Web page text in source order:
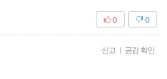
0
0
신고 | 공감 확인